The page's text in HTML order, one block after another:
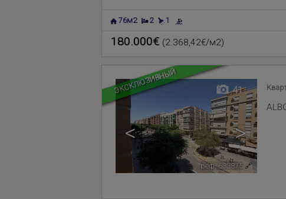
76м2 2 1
180.000€ (2.368,42€/м2)
ЭКСКЛЮЗИВНЫЙ
< >
41
реф. 633875 🔗